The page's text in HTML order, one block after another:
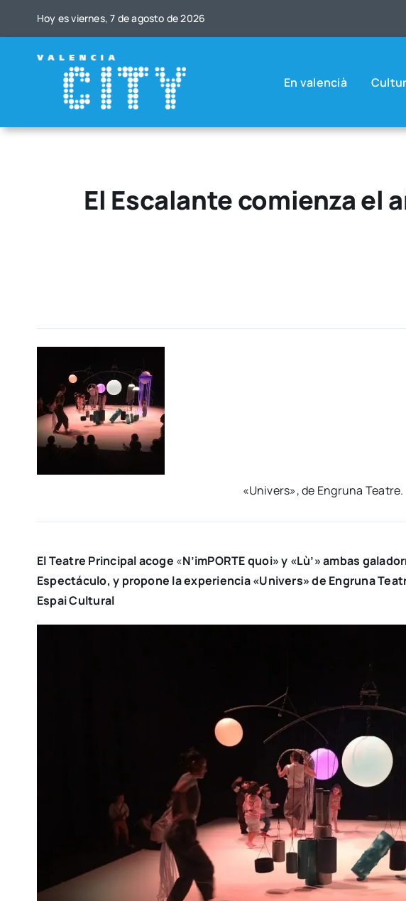
Hoy es vier­nes, 7 de agos­to de 2026
En valen­cià
El Escalante comienza el
«Uni­vers», de Engru­na Tea­tre.
El Tea­tre Prin­ci­pal aco­ge «N’imPORTE quoi» y «Lù’» ambas
Espec­tácu­lo, y pro­po­ne la expe­rien­cia «Uni­vers» de Engru­na
Espai Cul­tu­ral